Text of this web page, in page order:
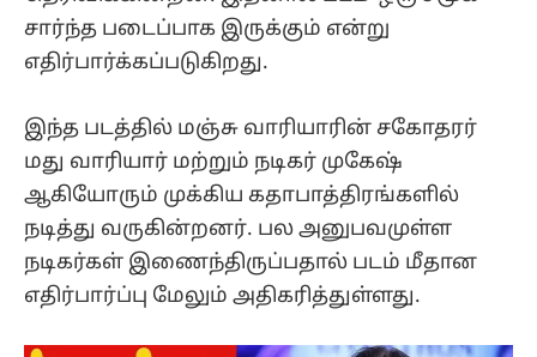
சார்ந்த படைப்பாக இருக்கும் என்று
எதிர்பார்க்கப்படுகிறது.
இந்த படத்தில் மஞ்சு வாரியாரின் சகோதரர்
மது வாரியார் மற்றும் நடிகர் முகேஷ்
ஆகியோரும் முக்கிய கதாபாத்திரங்களில்
நடித்து வருகின்றனர். பல அனுபவமுள்ள
நடிகர்கள் இணைந்திருப்பதால் படம் மீதான
எதிர்பார்ப்பு மேலும் அதிகரித்துள்ளது.